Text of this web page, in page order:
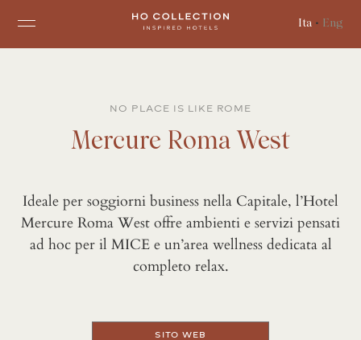
Ita • Eng
NO PLACE IS LIKE ROME
Mercure Roma West
Ideale per soggiorni business nella Capitale, l’Hotel
Mercure Roma West offre ambienti e servizi pensati
ad hoc per il MICE e un’area wellness dedicata al
completo relax.
SITO WEB